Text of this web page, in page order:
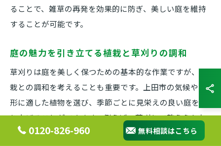
ることで、雑草の再発を効果的に防ぎ、美しい庭を維持
することが可能です。
庭の魅力を引き立てる植栽と草刈りの調和
草刈りは庭を美しく保つための基本的な作業ですが、植
栽との調和を考えることも重要です。上田市の気候や地
形に適した植物を選び、季節ごとに見栄えの良い庭を作
り上げることができます。例えば、草刈りで整えられた
スペースに、四季折々の花を植えることで、視覚的な楽
0120-826-960 無料相談はこちら